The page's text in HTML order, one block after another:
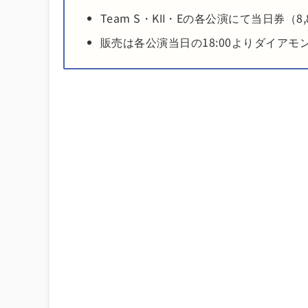
Team S・KⅡ・Eの各公演にて当日券（
販売は各公演当日の18:00よりダイアモ